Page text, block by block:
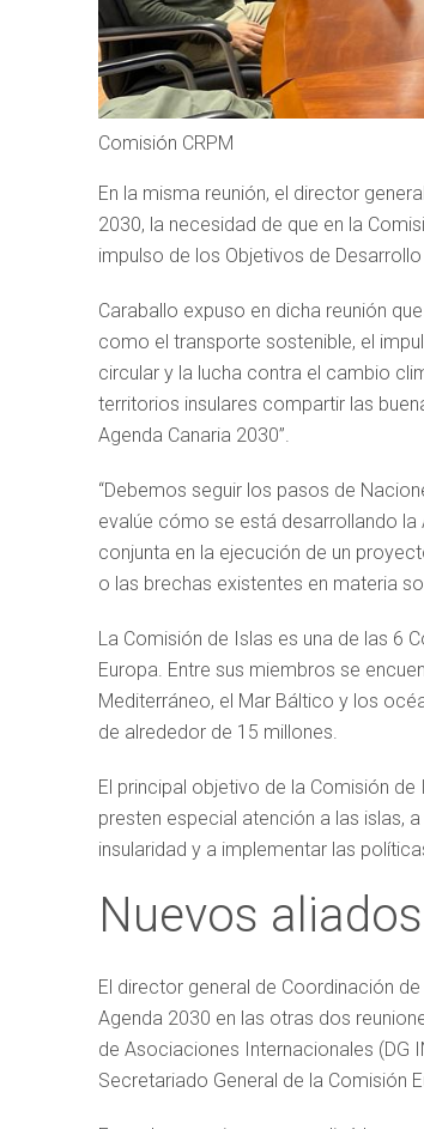
Comisión CRPM
En la misma reunión, el director
2030, la necesidad de que en la
impulso de los Objetivos de
Caraballo expuso en dicha reunión
como el transporte sostenible, el
circular y la lucha contra el cambio
territorios insulares compartir las
Agenda Canaria 2030”.
“Debemos seguir los pasos de
evalúe cómo se está desarrollando
conjunta en la ejecución de un
o las brechas existentes en materia
La Comisión de Islas es una de las 6
Europa. Entre sus miembros se
Mediterráneo, el Mar Báltico y los
de alrededor de 15 millones.
El principal objetivo de la Comisión
presten especial atención a las islas,
insularidad y a implementar las
Nuevos
El director general de Coordinación
Agenda 2030 en las otras dos
de Asociaciones Internacionales (DG
Secretariado General de la Comisión